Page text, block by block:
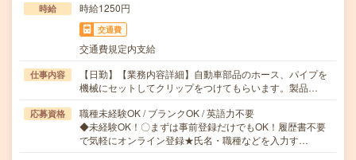
時給 時給1250円
交通費
交通費規定内支給
仕事内容
【日勤】【業務内容詳細】自動車部品のホース、パイプを
機械にセットしてクリップをつけてもらいます。製品…
応募資格
職種未経験OK / ブランクOK / 英語力不要
◆未経験OK！〇まずは事前登録だけでもOK！履歴書不要
で気軽にオンライン登録★氏名・職種などを入力す…